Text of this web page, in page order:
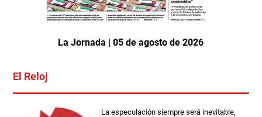
La Jornada | 05 de agosto de 2026
El Reloj
La especulación siempre será inevitable,